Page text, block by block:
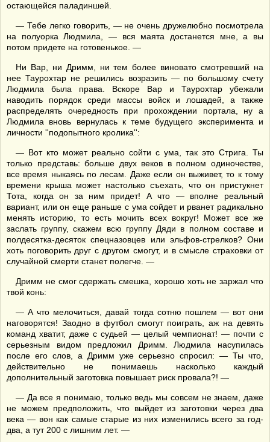
остающейся паладиншей.
— Тебе легко говорить, — не очень дружелюбно посмотрела
на полуорка Людмила, — вся маята достанется мне, а вы
потом придете на готовенькое. —
Ни Вар, ни Дримм, ни тем более виновато смотревший на
нее Таурохтар не решились возразить — по большому счету
Людмила была права. Вскоре Вар и Таурохтар убежали
наводить порядок среди массы войск и лошадей, а также
распределять очередность при прохождении портала, ну а
Людмила вновь вернулась к теме будущего эксперимента и
личности ''подопытного кролика'':
— Вот кто может реально сойти с ума, так это Стрига. Ты
только представь: больше двух веков в полном одиночестве,
все время ныкаясь по лесам. Даже если он выживет, то к тому
времени крыша может настолько съехать, что он пристукнет
Тота, когда он за ним придет! А что — вполне реальный
вариант, или он еще раньше с ума сойдет и рванет радикально
менять историю, то есть мочить всех вокруг! Может все же
заслать группу, скажем всю группу Дяди в полном составе и
полдесятка-десяток спецназовцев или эльфов-стрелков? Они
хоть поговорить друг с другом смогут, и в смысле страховки от
случайной смерти станет полегче. —
Дримм не смог сдержать смешка, хорошо хоть не заржал что
твой конь:
— А что мелочиться, давай тогда сотню пошлем — вот они
наговорятся! Заодно в футбол смогут поиграть, аж на девять
команд хватит, даже с судьей — целый чемпионат! — почти с
серьезным видом предложил Дримм. Людмила насупилась
после его слов, а Дримм уже серьезно спросил: — Ты что,
действительно не понимаешь насколько каждый
дополнительный заготовка повышает риск провала?! —
— Да все я понимаю, только ведь мы совсем не знаем, даже
не можем предположить, что выйдет из заготовки через два
века — вон как самые старые из них изменились всего за год-
два, а тут 200 с лишним лет. —